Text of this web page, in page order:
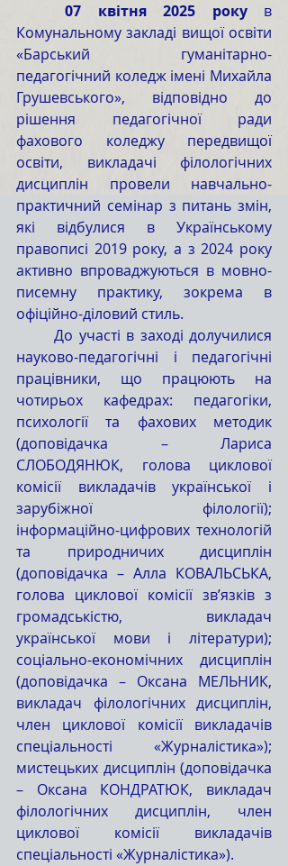
	07 квітня 2025 року
в
Комунальному закладі вищої освіти
«Барський гуманітарно-
педагогічний коледж імені Михайла
Грушевського», відповідно до
рішення педагогічної ради
фахового коледжу передвищої
освіти, викладачі філологічних
дисциплін провели навчально-
практичний семінар з питань змін,
які відбулися в Українському
правописі 2019 року, а з 2024 року
активно впроваджуються в мовно-
писемну практику, зокрема в
офіційно-діловий стиль.
	До участі в заході долучилися
науково-педагогічні і педагогічні
працівники, що працюють на
чотирьох кафедрах: педагогіки,
психології та фахових методик
(доповідачка – Лариса
СЛОБОДЯНЮК, голова циклової
комісії викладачів української і
зарубіжної філології);
інформаційно-цифрових технологій
та природничих дисциплін
(доповідачка – Алла КОВАЛЬСЬКА,
голова циклової комісії зв’язків з
громадськістю, викладач
української мови і літератури);
соціально-економічних дисциплін
(доповідачка – Оксана МЕЛЬНИК,
викладач філологічних дисциплін,
член циклової комісії викладачів
спеціальності «Журналістика»);
мистецьких дисциплін (доповідачка
– Оксана КОНДРАТЮК, викладач
філологічних дисциплін, член
циклової комісії викладачів
спеціальності «Журналістика»).